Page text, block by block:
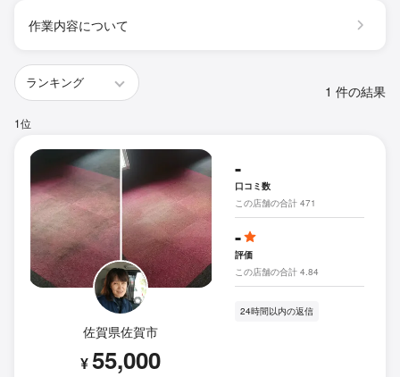
作業内容について
1 件の結果
1位
佐賀県佐賀市
¥55,000
-
口コミ数
この店舗の合計 471
-
評価
この店舗の合計 4.84
24時間以内の返信